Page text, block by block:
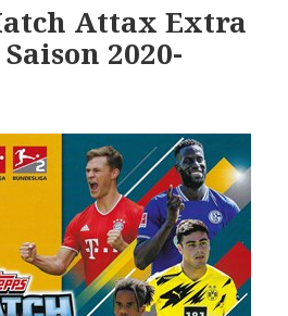
Attax Extra
2020-